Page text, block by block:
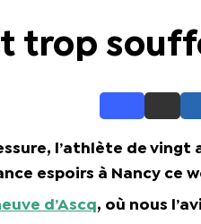
trop
l’athlète de vingt
espoirs à Nancy ce
d’Ascq, où nous